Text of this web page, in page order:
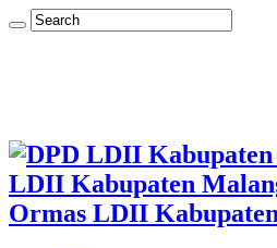
LDII Kabupaten
Ormas LDII